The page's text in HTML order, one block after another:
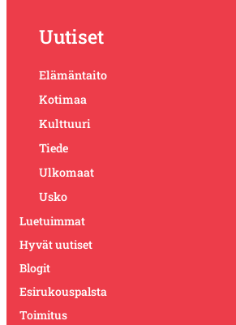
Uutiset
Elämäntaito
Kotimaa
Kulttuuri
Tiede
Ulkomaat
Usko
Luetuimmat
Hyvät uutiset
Blogit
Esirukouspalsta
Toimitus